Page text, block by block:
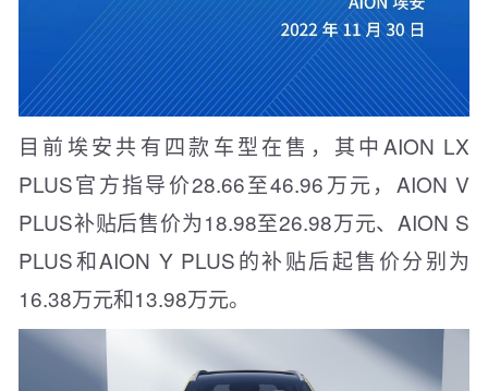
目前埃安共有四款车型在售，其中AION LX
PLUS官方指导价28.66至46.96万元，AION V
PLUS补贴后售价为18.98至26.98万元、AION S
PLUS和AION Y PLUS的补贴后起售价分别为
16.38万元和13.98万元。